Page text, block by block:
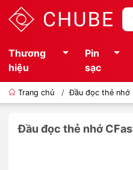
Thương
hiệu
Pin
sạc
Trang chủ / Đầu đọc thẻ nhớ
Đầu đọc thẻ nhớ